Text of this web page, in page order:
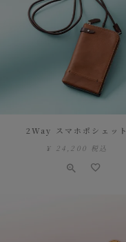
2Way スマホポシェット
¥ 24,200 税込